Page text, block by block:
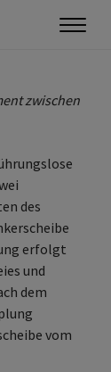
zwischen
des
erfolgt
und
dem
vom